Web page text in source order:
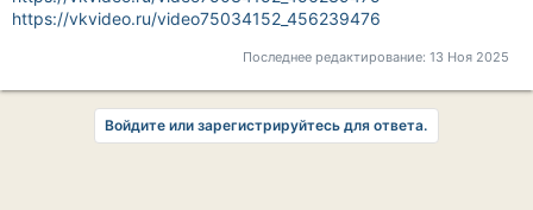
https://vkvideo.ru/video75034152_456239476
Последнее редактирование: 13 Ноя 2025
Войдите или зарегистрируйтесь для ответа.